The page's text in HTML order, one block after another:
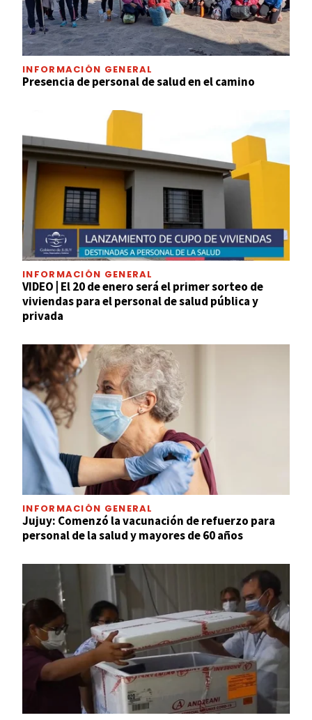
INFORMACIÓN GENERAL
Presencia de personal de salud en el camino
INFORMACIÓN GENERAL
VIDEO | El 20 de enero será el primer sorteo de
viviendas para el personal de salud pública y
privada
INFORMACIÓN GENERAL
Jujuy: Comenzó la vacunación de refuerzo para
personal de la salud y mayores de 60 años